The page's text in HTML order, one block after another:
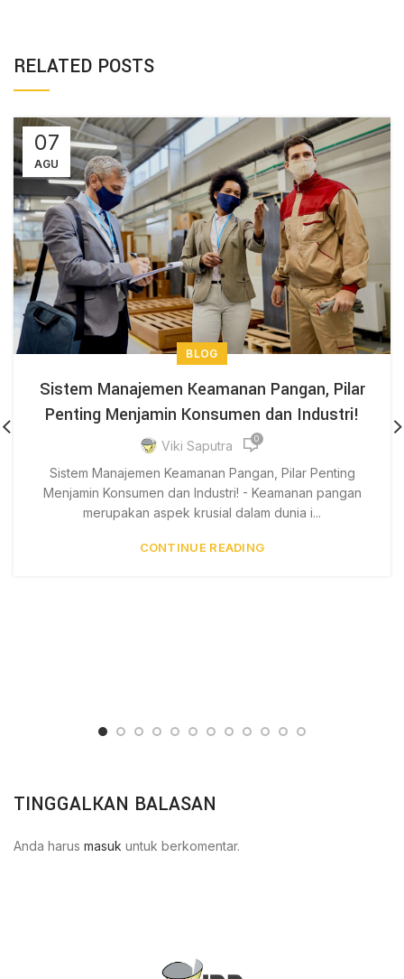
RELATED POSTS
07
AGU
BLOG
Sistem Manajemen Keamanan Pangan, Pilar
Penting Menjamin Konsumen dan Industri!
Viki Saputra 0
Sistem Manajemen Keamanan Pangan, Pilar Penting
Menjamin Konsumen dan Industri! - Keamanan pangan
merupakan aspek krusial dalam dunia i...
CONTINUE READING
TINGGALKAN BALASAN
Anda harus masuk untuk berkomentar.